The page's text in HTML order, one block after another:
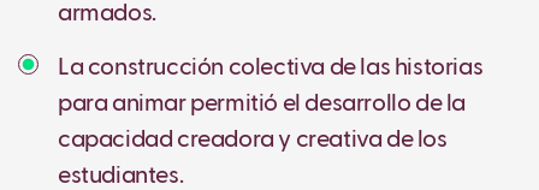
armados.
La construcción colectiva de las historias
para animar permitió el desarrollo de la
capacidad creadora y creativa de los
estudiantes.